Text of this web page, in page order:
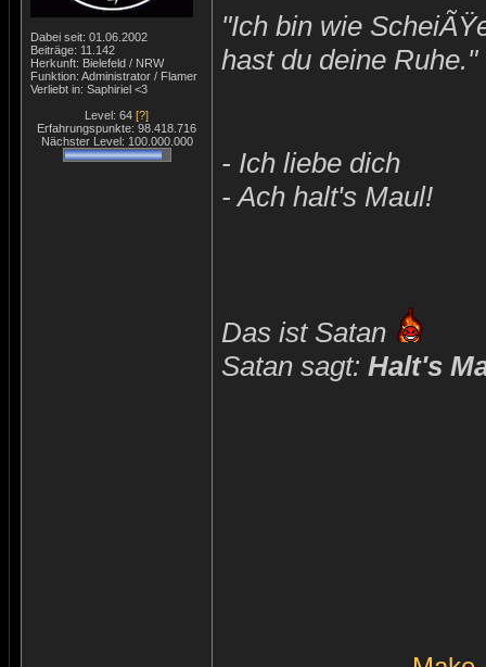
Dabei seit: 01.06.2002
Beiträge: 11.142
Herkunft: Bielefeld / NRW
Funktion: Administrator / Flamer
Verliebt in: Saphiriel <3
Level: 64 [?]
Erfahrungspunkte: 98.418.716
Nächster Level: 100.000.000
"Ich bin wie
hast du deine
- Ich liebe dich
- Ach halt's Maul!
Das ist Satan
Satan sagt: Halt's